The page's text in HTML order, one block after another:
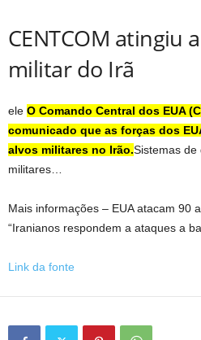
CENTCOM atingiu
militar do Irã
ele O Comando Central dos EUA
comunicado que as forças dos
alvos militares no Irão.Sistemas de
militares…
Mais informações – EUA atacam 90
“Iranianos respondem a ataques a
Link da fonte